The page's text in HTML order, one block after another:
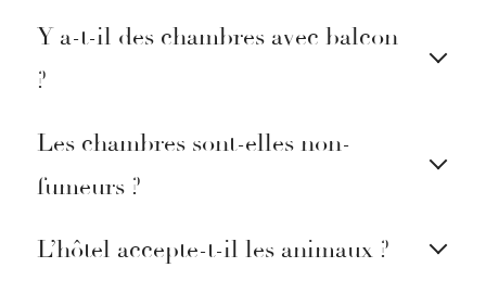
Y a-t-il des chambres avec balcon
?
Les chambres sont-elles non-
fumeurs ?
L’hôtel accepte-t-il les animaux ?